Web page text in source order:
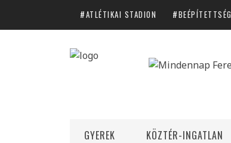
ATLÉTIKAI STADION BEÉPÍTETTSÉG
GYEREK KÖZTÉR-INGATLAN